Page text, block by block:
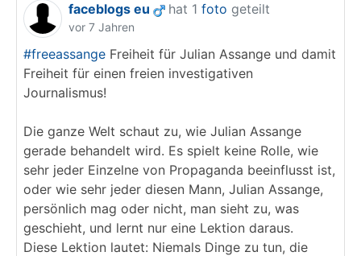
faceblogs eu hat 1 foto geteilt
vor 7 Jahren
#freeassange Freiheit für Julian Assange und damit
Freiheit für einen freien investigativen
Journalismus!
Die ganze Welt schaut zu, wie Julian Assange
gerade behandelt wird. Es spielt keine Rolle, wie
sehr jeder Einzelne von Propaganda beeinflusst ist,
oder wie sehr jeder diesen Mann, Julian Assange,
persönlich mag oder nicht, man sieht zu, was
geschieht, und lernt nur eine Lektion daraus.
Diese Lektion lautet: Niemals Dinge zu tun, die